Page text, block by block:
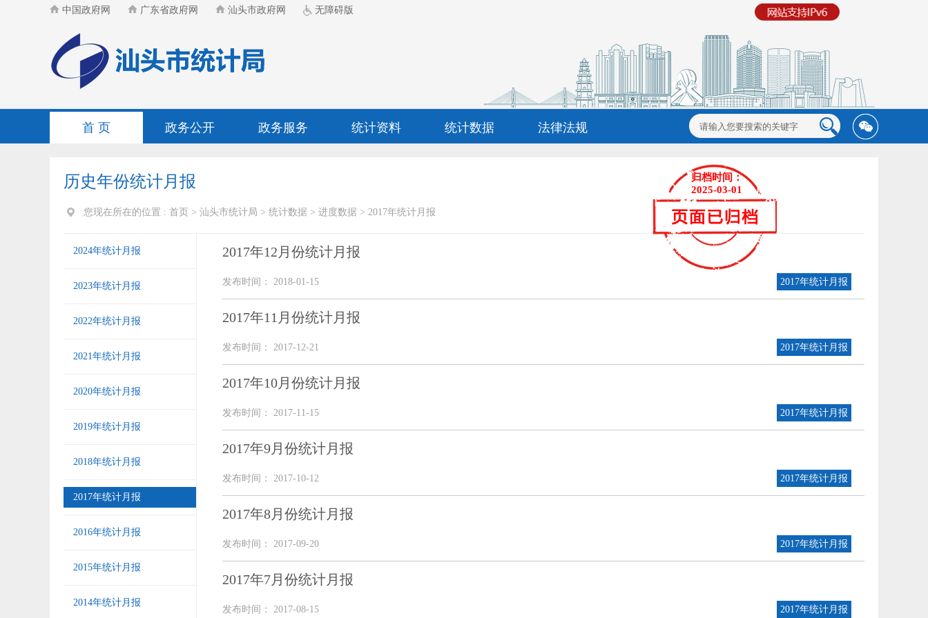
中国政府网 广东省政府网 汕头市政府网 无障碍版
首 页 政务公开 政务服务 统计资料 统计数据 法律法规
归档时间：
2025-03-01
历史年份统计月报
您现在所在的位置 : 首页 > 汕头市统计局 > 统计数据 > 进度数据 > 2017年统计月报
2024年统计月报
2023年统计月报
2022年统计月报
2021年统计月报
2020年统计月报
2019年统计月报
2018年统计月报
2017年统计月报
2016年统计月报
2015年统计月报
2014年统计月报
2017年12月份统计月报
发布时间： 2018-01-15 2017年统计月报
2017年11月份统计月报
发布时间： 2017-12-21 2017年统计月报
2017年10月份统计月报
发布时间： 2017-11-15 2017年统计月报
2017年9月份统计月报
发布时间： 2017-10-12 2017年统计月报
2017年8月份统计月报
发布时间： 2017-09-20 2017年统计月报
2017年7月份统计月报
发布时间： 2017-08-15 2017年统计月报